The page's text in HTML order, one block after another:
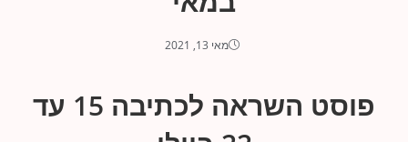
מאי 13, 2021
פוסט השראה לכתיבה 15 עד